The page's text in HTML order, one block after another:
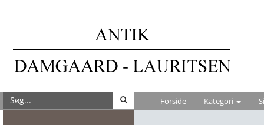
Forside Kategori